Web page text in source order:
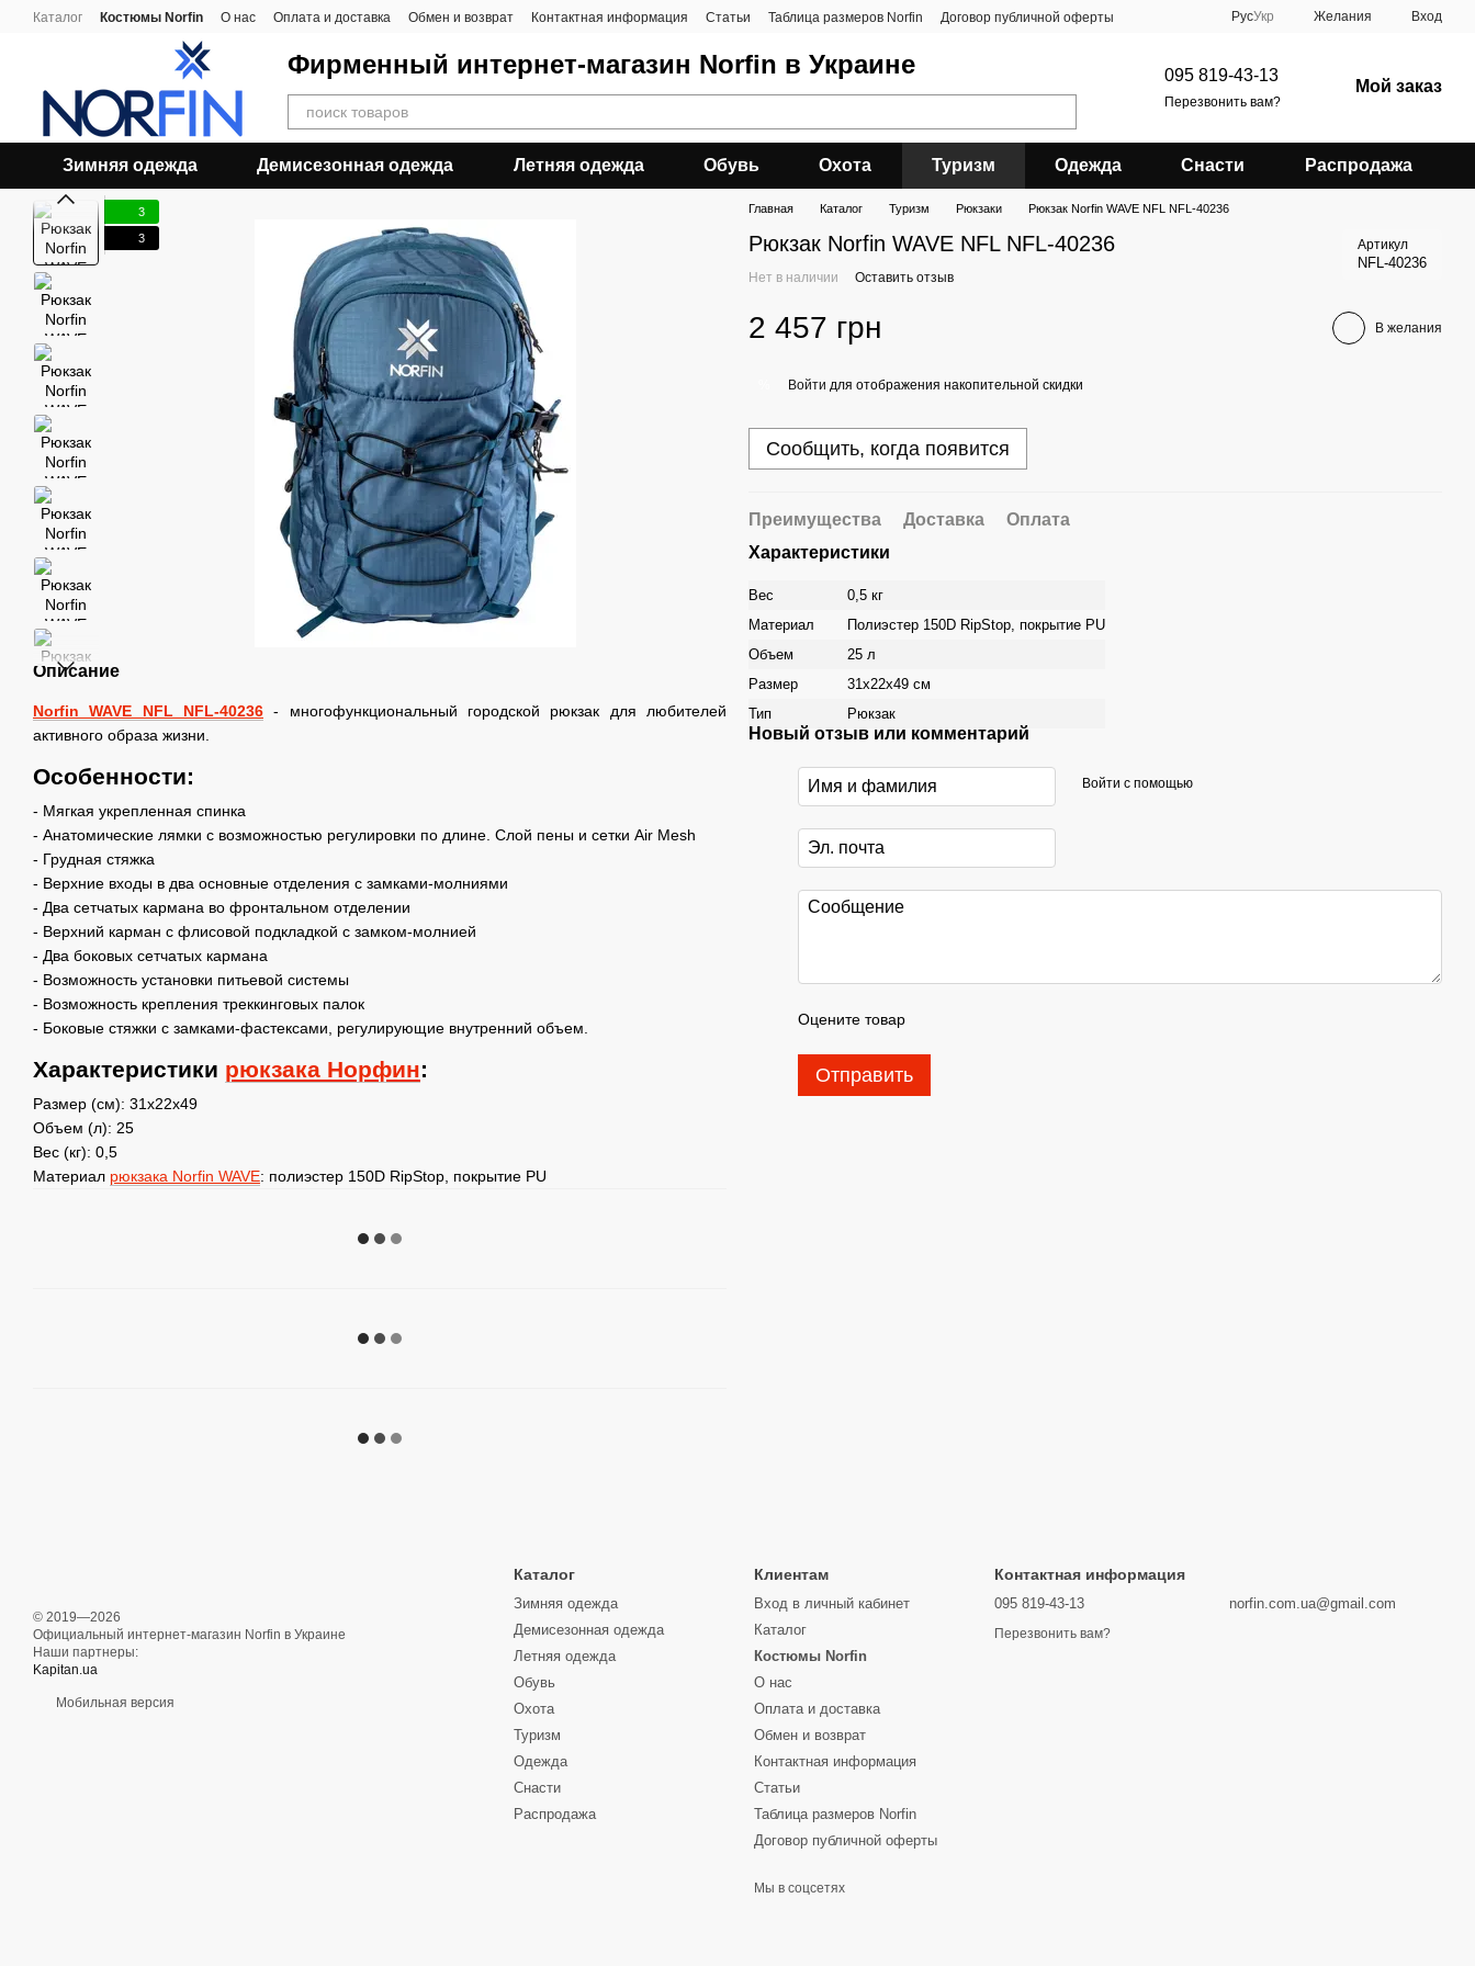
Перейти к основному контенту
Каталог Костюмы Norfin О нас Оплата и доставка Обмен и возврат Контактная информация Статьи Таблица размеров Norfin Договор публичной оферты РусУкр Желания Вход
Фирменный интернет-магазин Norfin в Украине 095 819-43-13
Перезвонить вам?
Мой заказ
Зимняя одежда Демисезонная одежда Летняя одежда Обувь Охота Туризм Одежда Снасти Распродажа
3
3
Описание
Norfin WAVE NFL NFL-40236 - многофункциональный городской рюкзак для любителей
активного образа жизни.
Особенности:
- Мягкая укрепленная спинка
- Анатомические лямки с возможностью регулировки по длине. Слой пены и сетки Air Mesh
- Грудная стяжка
- Верхние входы в два основные отделения с замками-молниями
- Два сетчатых кармана во фронтальном отделении
- Верхний карман с флисовой подкладкой с замком-молнией
- Два боковых сетчатых кармана
- Возможность установки питьевой системы
- Возможность крепления треккинговых палок
- Боковые стяжки с замками-фастексами, регулирующие внутренний объем.
Характеристики рюкзака Норфин:
Размер (см): 31х22х49
Объем (л): 25
Вес (кг): 0,5
Материал рюкзака Norfin WAVE: полиэстер 150D RipStop, покрытие PU
Главная Каталог Туризм Рюкзаки Рюкзак Norfin WAVE NFL NFL-40236
Рюкзак Norfin WAVE NFL NFL-40236 Артикул
NFL-40236
Нет в наличии Оставить отзыв
2 457 грн В желания
Войти для отображения накопительной скидки
Сообщить, когда появится
Преимущества Доставка
Оплата
Характеристики
Вес
0,5 кг
Материал
Полиэстер 150D RipStop, покрытие PU
Объем
25 л
Размер
31х22х49 см
Тип
Рюкзак
Новый отзыв или комментарий
Войти с помощью
Оцените товар
Отправить
© 2019—2026
Официальный интернет-магазин Norfin в Украине
Наши партнеры:
Kapitan.ua
Мобильная версия
Каталог
Зимняя одежда
Демисезонная одежда
Летняя одежда
Обувь
Охота
Туризм
Одежда
Снасти
Распродажа
Клиентам
Вход в личный кабинет
Каталог
Костюмы Norfin
О нас
Оплата и доставка
Обмен и возврат
Контактная информация
Статьи
Таблица размеров Norfin
Договор публичной оферты
Мы в соцсетях
Контактная информация
095 819-43-13
Перезвонить вам?
norfin.com.ua@gmail.com